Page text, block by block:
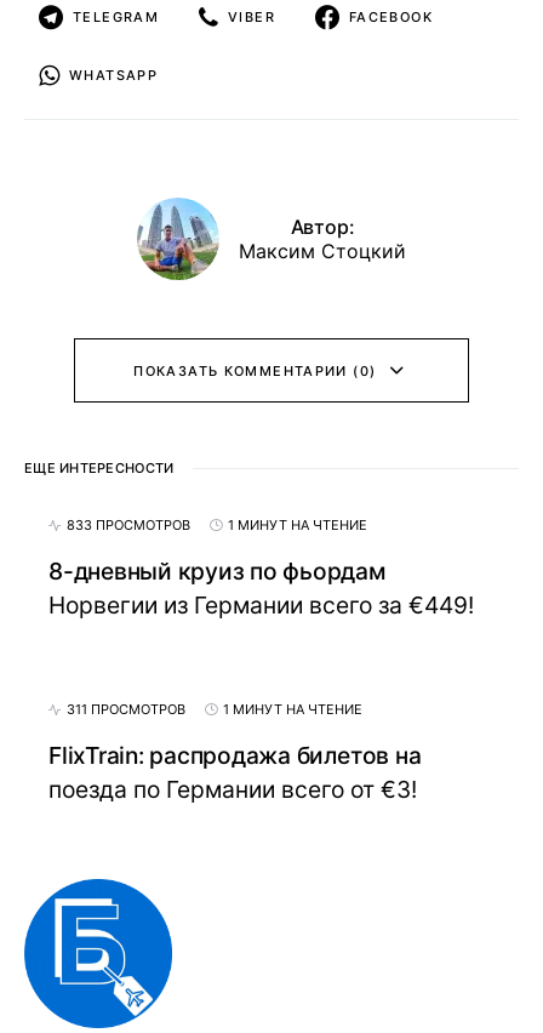
TELEGRAM VIBER FACEBOOK
WHATSAPP
Автор:
Максим Стоцкий
ПОКАЗАТЬ КОММЕНТАРИИ (0)
ЕЩЕ ИНТЕРЕСНОСТИ
833 ПРОСМОТРОВ 1 МИНУТ НА ЧТЕНИЕ
8-дневный круиз по фьордам
Норвегии из Германии всего за €449!
311 ПРОСМОТРОВ 1 МИНУТ НА ЧТЕНИЕ
FlixTrain: распродажа билетов на
поезда по Германии всего от €3!